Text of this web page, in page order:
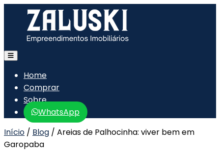
Home
Comprar
Sobre
WhatsApp
Início / Blog / Areias de Palhocinha: viver bem em
Garopaba